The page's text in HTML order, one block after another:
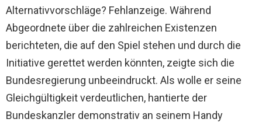
Alternativvorschläge? Fehlanzeige. Während
Abgeordnete über die zahlreichen Existenzen
berichteten, die auf den Spiel stehen und durch die
Initiative gerettet werden könnten, zeigte sich die
Bundesregierung unbeeindruckt. Als wolle er seine
Gleichgültigkeit verdeutlichen, hantierte der
Bundeskanzler demonstrativ an seinem Handy